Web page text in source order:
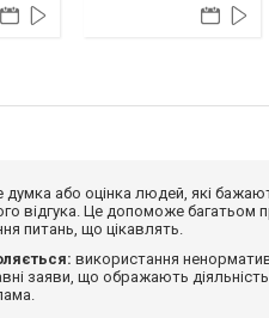
думка або оцінка людей, які
відгука. Це допоможе багатьом
питань, що цікавлять.
використання
заяви, що ображають